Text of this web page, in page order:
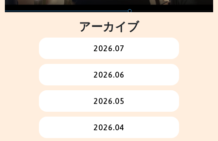
アーカイブ
2026.07
2026.06
2026.05
2026.04